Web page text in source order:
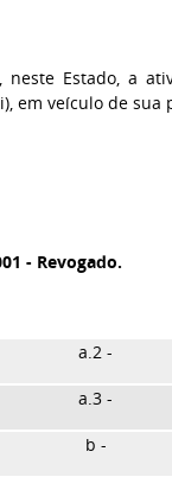
Estado, a
em veículo de sua
- Revogado.
a.2 -
a.3 -
b -